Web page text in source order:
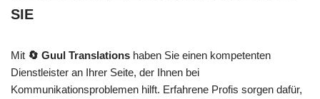
SIE
Mit 🔄 Guul Translations haben Sie einen kompetenten
Dienstleister an Ihrer Seite, der Ihnen bei
Kommunikationsproblemen hilft. Erfahrene Profis sorgen dafür,